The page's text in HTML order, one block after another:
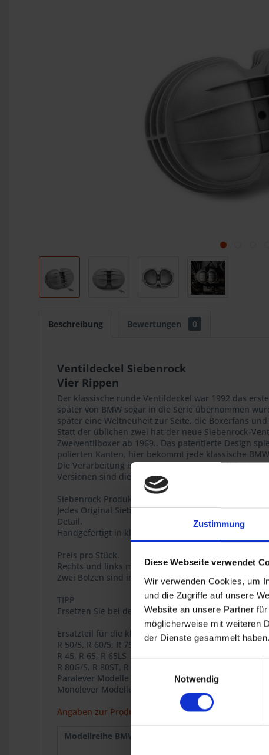
Zustimmung
Diese Webseite verwendet
Wir verwenden Cookies, um
und die Zugriffe auf unsere
Website an unsere Partner
möglicherweise mit weiteren
der Dienste gesammelt
Notwendig
Beschreibung Bewertungen 0
Ventildeckel Siebenrock
Vier Rippen
Der klassische runde Ventildeckel war 1992 das
später von BMW sogar in die Serie übernommen
später eine Weltneuheit zur Seite, die Boxerfans
Statt der üblichen zwei hat der neue Siebenrock-
Zweiventilboxer ab 1969.. Das patentierte Design
polierten Kanten, hier bekommt jede klassische
Die Verarbeitung ist wie bei Siebenrock üblich über
Versionen sind die Kanten zusätzlich
Siebenrock Produkt
Jedes Original Siebenrock Produkt trägt dieses
Detail.
Handgefertigt in kleinen Serien. Entwickelt und
Preis pro Stück.
Rechts und links montierbar.
Zwei Bolzen sind im Lieferumfang enthalten.
TIPP
Ersetzen Sie bei der Montage auch gleich die
Ersatzteil für die klassischen BMW Zweiventil Boxer
R 50/5, R 60/5, R 75/5, R 60/6, R 75/6, R 90/6, R 90S,
R 45, R 65, R 65LS
R 80G/S, R 80ST, R 65GS,
Paralever Modelle R 80GS, R 100GS, R 80GS PD, R
Monolever Modelle R 65, R 80, R 80RT, R 100RS, R
Angaben zur Produktsicherheit
Modellreihe BMW :